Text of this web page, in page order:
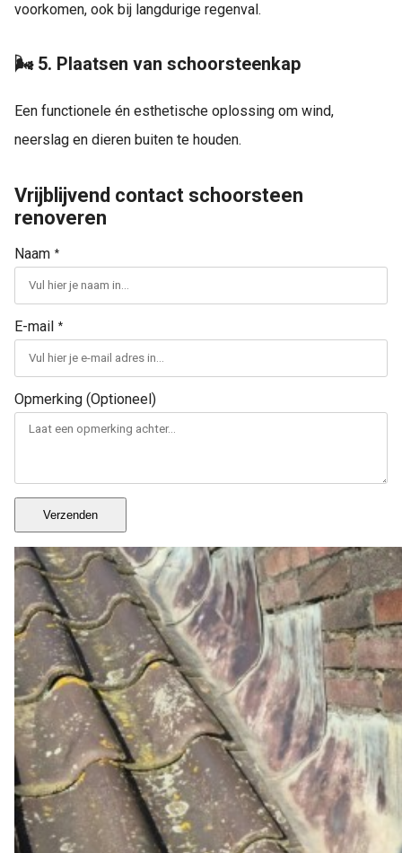
voorkomen, ook bij langdurige regenval.
🌬 5. Plaatsen van schoorsteenkap
Een functionele én esthetische oplossing om wind,
neerslag en dieren buiten te houden.
Vrijblijvend contact schoorsteen
renoveren
Naam *
E-mail *
Opmerking (Optioneel)
Verzenden